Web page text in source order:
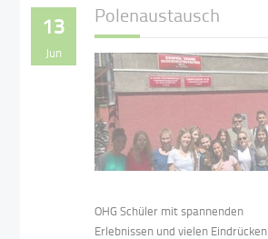
13
Jun
Polenaustausch
OHG Schüler mit spannenden
Erlebnissen und vielen Eindrücken